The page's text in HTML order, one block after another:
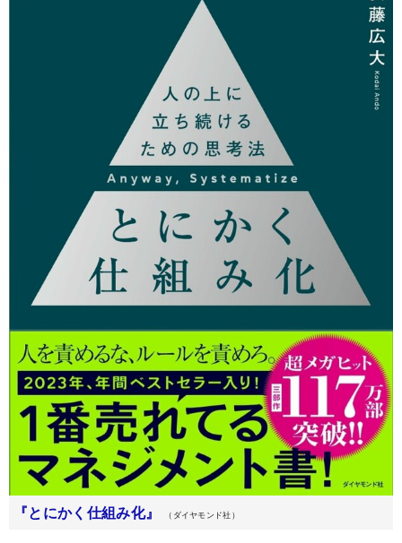
『とにかく仕組み化』 （ダイヤモンド社）